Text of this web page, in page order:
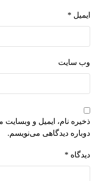
ایمیل *
وب‌ سایت
ذخیره نام، ایمیل و
دوباره دیدگاهی می‌نویسم.
دیدگاه *